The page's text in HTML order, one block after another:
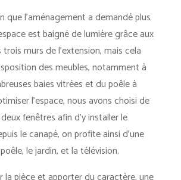
que l’aménagement a demandé plus
est baigné de lumière grâce aux
murs de l’extension, mais cela
des meubles, notamment à
baies vitrées et du poêle à
l’espace, nous avons choisi de
fenêtres afin d’y installer le
le canapé, on profite ainsi d’une
le jardin, et la télévision.